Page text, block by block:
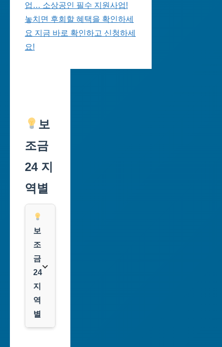
업… 소상공인 필수 지원사업!
놓치면 후회할 혜택을 확인하세
요 지금 바로 확인하고 신청하세
요!
보
조금
24 지
역별
보
조
금
24
지
역
별